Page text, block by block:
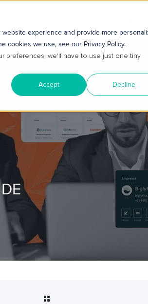
experience and provide more
cookies we use, see our Privacy Policy.
preferences, we'll have to use just one tiny
Accept Decline